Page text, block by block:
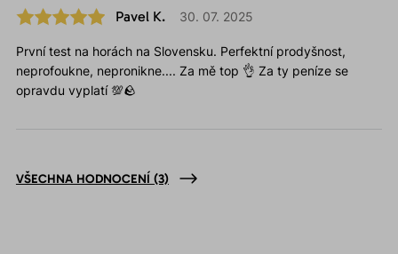
Pavel K. 30. 07. 2025
První test na horách na Slovensku. Perfektní prodyšnost,
neprofoukne, nepronikne.... Za mě top 👌 Za ty peníze se
opravdu vyplatí 💯🪨
VŠECHNA HODNOCENÍ (3)